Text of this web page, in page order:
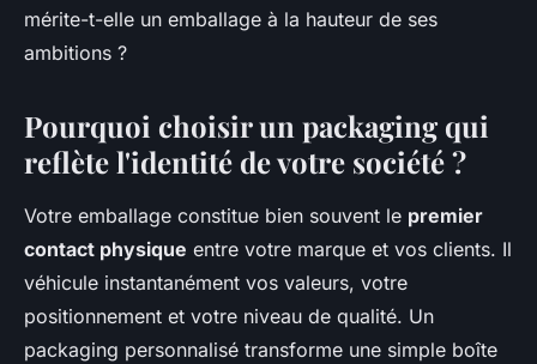
mérite-t-elle un emballage à la hauteur de ses
ambitions ?
Pourquoi choisir un packaging qui
reflète l'identité de votre société ?
Votre emballage constitue bien souvent le premier
contact physique entre votre marque et vos clients. Il
véhicule instantanément vos valeurs, votre
positionnement et votre niveau de qualité. Un
packaging personnalisé transforme une simple boîte